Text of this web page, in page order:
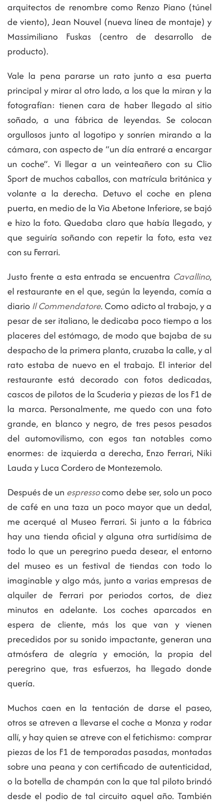
arquitectos de renombre como Renzo Piano (túnel
de viento), Jean Nouvel (nueva línea de montaje) y
Massimiliano Fuskas (centro de desarrollo de
producto).
Vale la pena pararse un rato junto a esa puerta
principal y mirar al otro lado, a los que la miran y la
fotografían: tienen cara de haber llegado al sitio
soñado, a una fábrica de leyendas. Se colocan
orgullosos junto al logotipo y sonríen mirando a la
cámara, con aspecto de “un día entraré a encargar
un coche”. Vi llegar a un veinteañero con su Clio
Sport de muchos caballos, con matrícula británica y
volante a la derecha. Detuvo el coche en plena
puerta, en medio de la Via Abetone Inferiore, se bajó
e hizo la foto. Quedaba claro que había llegado, y
que seguiría soñando con repetir la foto, esta vez
con su Ferrari.
Justo frente a esta entrada se encuentra Cavallino,
el restaurante en el que, según la leyenda, comía a
diario Il Commendatore. Como adicto al trabajo, y a
pesar de ser italiano, le dedicaba poco tiempo a los
placeres del estómago, de modo que bajaba de su
despacho de la primera planta, cruzaba la calle, y al
rato estaba de nuevo en el trabajo. El interior del
restaurante está decorado con fotos dedicadas,
cascos de pilotos de la Scuderia y piezas de los F1 de
la marca. Personalmente, me quedo con una foto
grande, en blanco y negro, de tres pesos pesados
del automovilismo, con egos tan notables como
enormes: de izquierda a derecha, Enzo Ferrari, Niki
Lauda y Luca Cordero de Montezemolo.
Después de un espressocomo debe ser, solo un poco
de café en una taza un poco mayor que un dedal,
me acerqué al Museo Ferrari. Si junto a la fábrica
hay una tienda oficial y alguna otra surtidísima de
todo lo que un peregrino pueda desear, el entorno
del museo es un festival de tiendas con todo lo
imaginable y algo más, junto a varias empresas de
alquiler de Ferrari por periodos cortos, de diez
minutos en adelante. Los coches aparcados en
espera de cliente, más los que van y vienen
precedidos por su sonido impactante, generan una
atmósfera de alegría y emoción, la propia del
peregrino que, tras esfuerzos, ha llegado donde
quería.
Muchos caen en la tentación de darse el paseo,
otros se atreven a llevarse el coche a Monza y rodar
allí, y hay quien se atreve con el fetichismo: comprar
piezas de los F1 de temporadas pasadas, montadas
sobre una peana y con certificado de autenticidad,
o la botella de champán con la que tal piloto brindó
desde el podio de tal circuito aquel año. También